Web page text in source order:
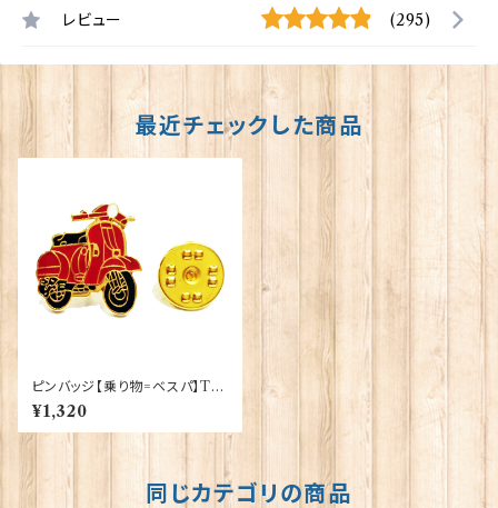
レビュー (295)
最近チェックした商品
ピンバッジ【乗り物=ベスパ】Tra
dition 90040-P167
¥1,320
同じカテゴリの商品